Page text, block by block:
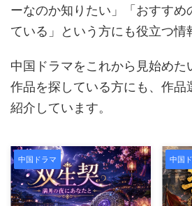
ーなのか知りたい」「おすすめ
ている」という方にも役立つ情
中国ドラマをこれから見始めた
作品を探している方にも、作品
紹介しています。
中国ドラマ 中国